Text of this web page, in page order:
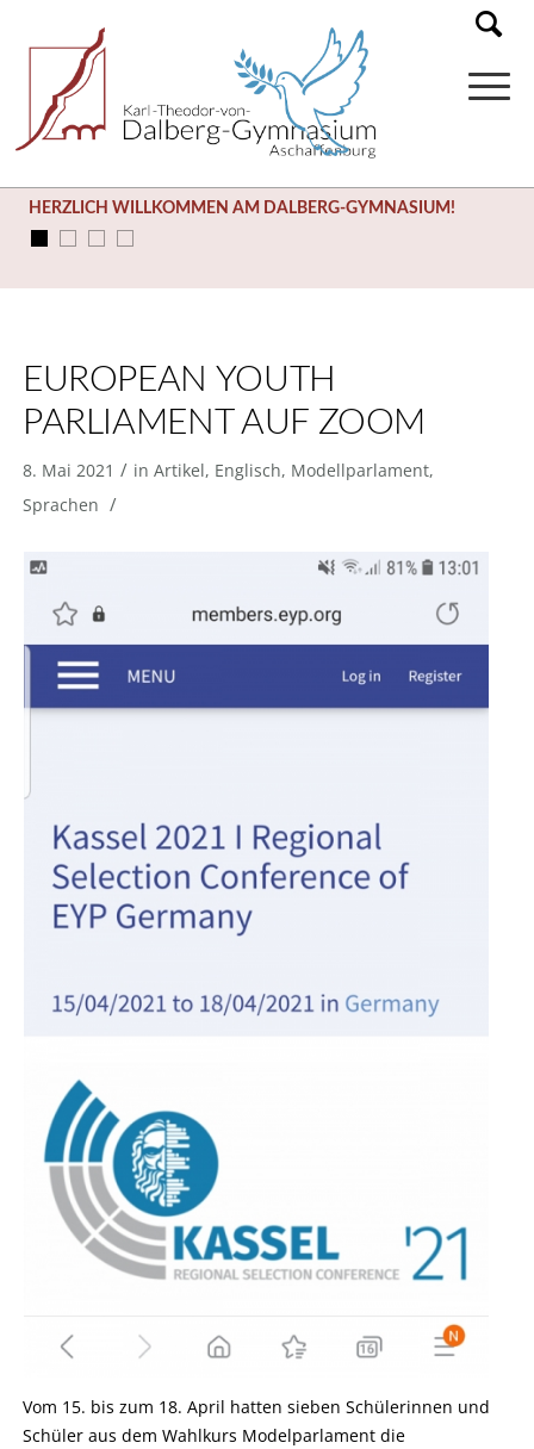
HERZLICH WILLKOMMEN AM DALBERG-GYMNASIUM!
EUROPEAN YOUTH
PARLIAMENT AUF ZOOM
8. Mai 2021 / in Artikel, Englisch, Modellparlament,
Sprachen /
Vom 15. bis zum 18. April hatten sieben Schülerinnen und
Schüler aus dem Wahlkurs Modelparlament die